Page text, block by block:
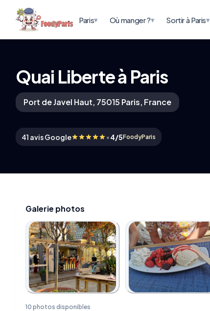
Paris▾ Où manger ?▾ Sortir à Paris▾
Quai Liberte à Paris
Port de Javel Haut, 75015 Paris, France
41 avis Google •4/5FoodyParis
Galerie photos
10 photos disponibles